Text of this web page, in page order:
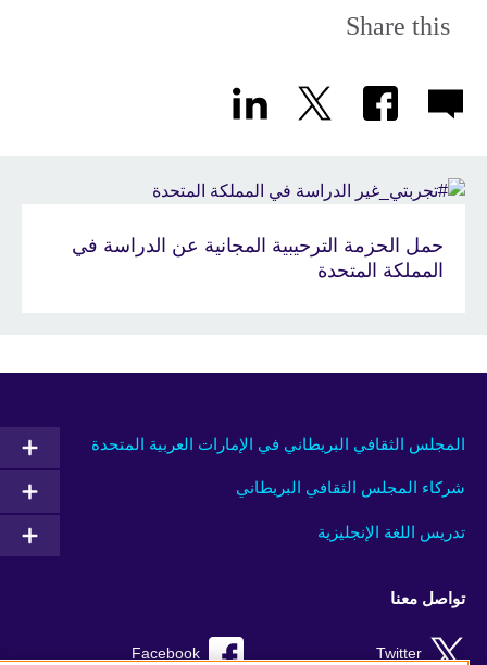
Share this
حمل الحزمة الترحيبية المجانية عن الدراسة في
المملكة المتحدة
المجلس الثقافي البريطاني في الإمارات العربية المتحدة
شركاء المجلس الثقافي البريطاني
تدريس اللغة الإنجليزية
تواصل معنا
Facebook Twitter